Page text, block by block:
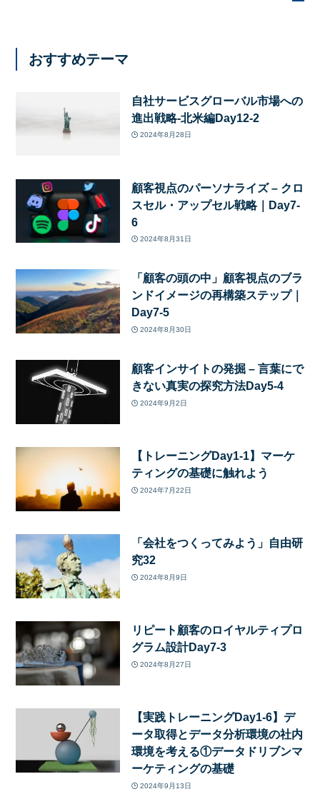
おすすめテーマ
自社サービスグローバル市場への
進出戦略-北米編Day12-2
2024年8月28日
顧客視点のパーソナライズ – クロ
スセル・アップセル戦略｜Day7-
6
2024年8月31日
「顧客の頭の中」顧客視点のブラ
ンドイメージの再構築ステップ｜
Day7-5
2024年8月30日
顧客インサイトの発掘 – 言葉にで
きない真実の探究方法Day5-4
2024年9月2日
【トレーニングDay1-1】マーケ
ティングの基礎に触れよう
2024年7月22日
「会社をつくってみよう」自由研
究32
2024年8月9日
リピート顧客のロイヤルティプロ
グラム設計Day7-3
2024年8月27日
【実践トレーニングDay1-6】デ
ータ取得とデータ分析環境の社内
環境を考える①データドリブンマ
ーケティングの基礎
2024年9月13日